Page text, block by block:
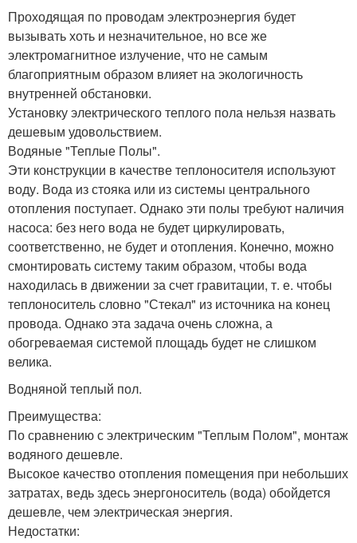
Проходящая по проводам электроэнергия будет
вызывать хоть и незначительное, но все же
электромагнитное излучение, что не самым
благоприятным образом влияет на экологичность
внутренней обстановки.
Установку электрического теплого пола нельзя назвать
дешевым удовольствием.
Водяные "Теплые Полы".
Эти конструкции в качестве теплоносителя используют
воду. Вода из стояка или из системы центрального
отопления поступает. Однако эти полы требуют наличия
насоса: без него вода не будет циркулировать,
соответственно, не будет и отопления. Конечно, можно
смонтировать систему таким образом, чтобы вода
находилась в движении за счет гравитации, т. е. чтобы
теплоноситель словно "Стекал" из источника на конец
провода. Однако эта задача очень сложна, а
обогреваемая системой площадь будет не слишком
велика.
Водняной теплый пол.
Преимущества:
По сравнению с электрическим "Теплым Полом", монтаж
водяного дешевле.
Высокое качество отопления помещения при небольших
затратах, ведь здесь энергоноситель (вода) обойдется
дешевле, чем электрическая энергия.
Недостатки: